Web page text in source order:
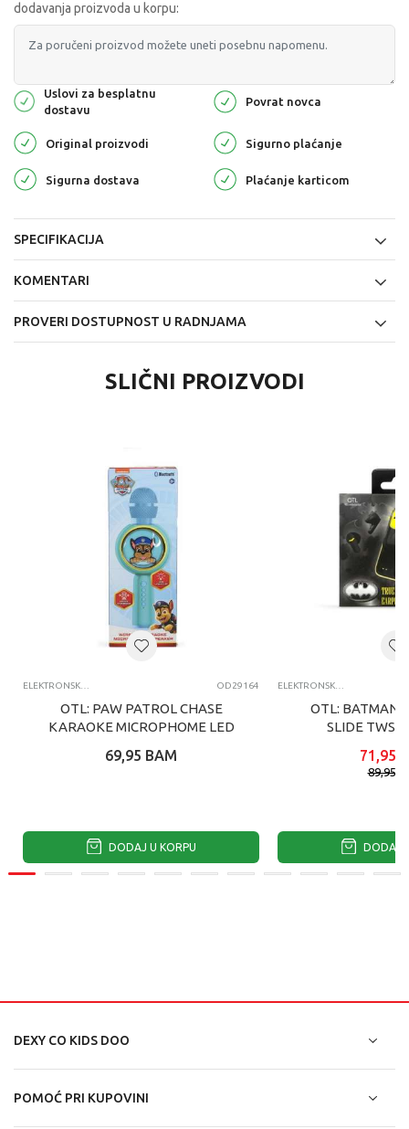
dodavanja proizvoda u korpu:
Uslovi za besplatnu
dostavu
Povrat novca
Original proizvodi Sigurno plaćanje
Sigurna dostava Plaćanje karticom
SPECIFIKACIJA
KOMENTARI
PROVERI DOSTUPNOST U RADNJAMA
SLIČNI PROIZVODI
OD29164
OTL: PAW PATROL CHASE
KARAOKE MICROPHOME LED
69,95 BAM
DODAJ U KORPU
OTL: BATMAN
SLIDE TWS
71,95
89,95
DODAJ
DEXY CO KIDS DOO
POMOĆ PRI KUPOVINI